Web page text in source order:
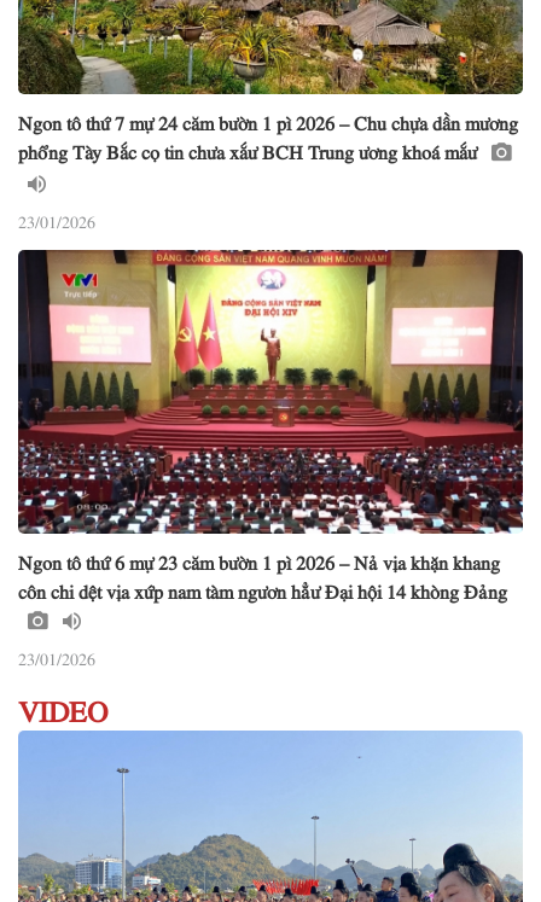
Ngon tô thứ 7 mự 24 căm bườn 1 pì 2026 – Chu chựa dần mương
phổng Tày Bắc cọ tin chưa xắư BCH Trung ương khoá mắư
23/01/2026
Ngon tô thứ 6 mự 23 căm bườn 1 pì 2026 – Nả vịa khặn khang
côn chi dệt vịa xứp nam tàm ngươn hẳư Đại hội 14 khòng Đảng
23/01/2026
VIDEO